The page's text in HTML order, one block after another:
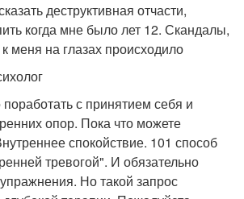
деструктивная отчасти,
когда мне было лет 12. Скандалы,
меня на глазах происходило
с принятием себя и
опор. Пока что можете
спокойствие. 101 способ
тревогой". И обязательно
Но такой запрос